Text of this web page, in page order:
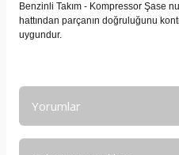
Benzinli Takım - Kompressor Şase
hattından parçanın doğruluğunu
uygundur.
Yorumlar